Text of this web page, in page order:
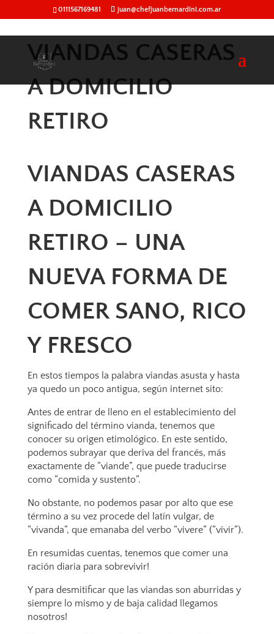
0111567169481 juan@chefjuanbernardini.com.ar
VIANDAS CASERAS
A DOMICILIO
RETIRO
VIANDAS CASERAS
A DOMICILIO
RETIRO – UNA
NUEVA FORMA DE
COMER SANO, RICO
Y FRESCO
En estos tiempos la palabra viandas asusta y hasta
ya quedo un poco antigua, según internet sito:
Antes de entrar de lleno en el establecimiento del
significado del término vianda, tenemos que
conocer su origen etimológico. En este sentido,
podemos subrayar que deriva del francés, más
exactamente de “viande”, que puede traducirse
como “comida y sustento”.
No obstante, no podemos pasar por alto que ese
término a su vez procede del latín vulgar, de
“vivanda”, que emanaba del verbo “vivere” (“vivir”).
En resumidas cuentas, tenemos que comer una
ración diaria para sobrevivir!
Y para desmitificar que las viandas son aburridas y
siempre lo mismo y de baja calidad llegamos
nosotros!